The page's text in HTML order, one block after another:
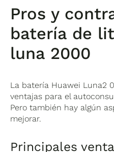
Pros y
batería de
luna 2000
La batería Huawei Luna2
ventajas para el
Pero también hay algún
mejorar.
Principales